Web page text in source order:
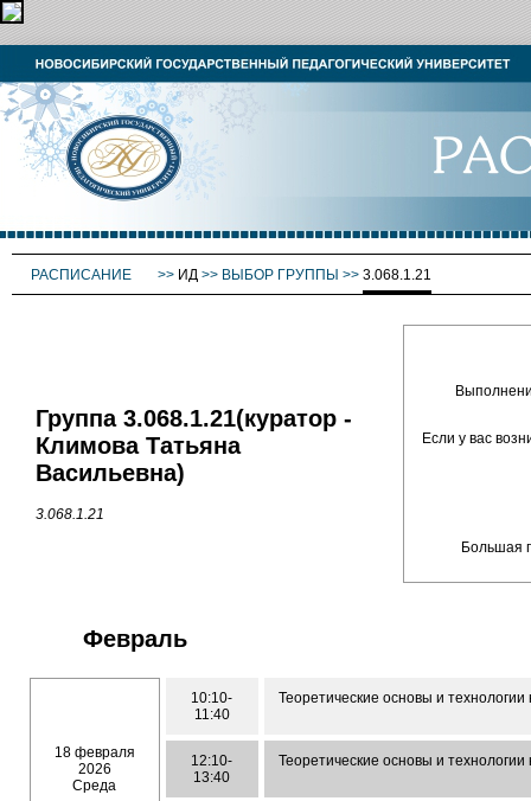
РАСПИСАНИЕ >> ИД >> ВЫБОР ГРУППЫ >> 3.068.1.21
Группа 3.068.1.21(куратор -
Климова Татьяна
Васильевна)
3.068.1.21
Если у вас
Большая
Февраль
18 февраля
2026
Среда
10:10-
11:40
Теоретические основы и
12:10-
13:40
Теоретические основы и